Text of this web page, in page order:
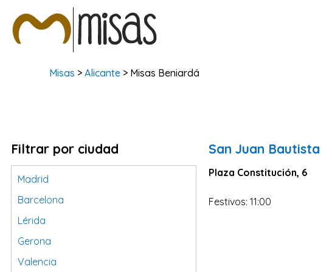
Misas >Alicante > Misas Beniardá
Filtrar por ciudad
Madrid
Barcelona
Lérida
Gerona
Valencia
San Juan Bautista
Plaza Constitución, 6
Festivos: 11:00